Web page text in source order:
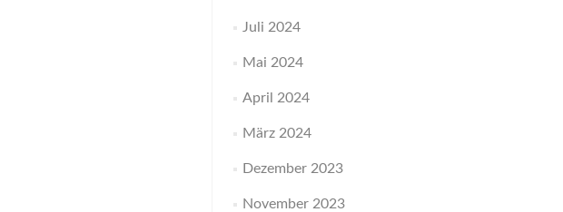
Juli 2024
Mai 2024
April 2024
März 2024
Dezember 2023
November 2023